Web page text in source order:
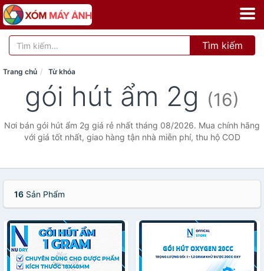
Tìm kiếm
Trang chủ Từ khóa
gói hút ẩm 2g (16)
Nơi bán gói hút ẩm 2g giá rẻ nhất tháng 08/2026. Mua chính hãng
với giá tốt nhất, giao hàng tận nhà miễn phí, thu hộ COD
16 Sản Phẩm